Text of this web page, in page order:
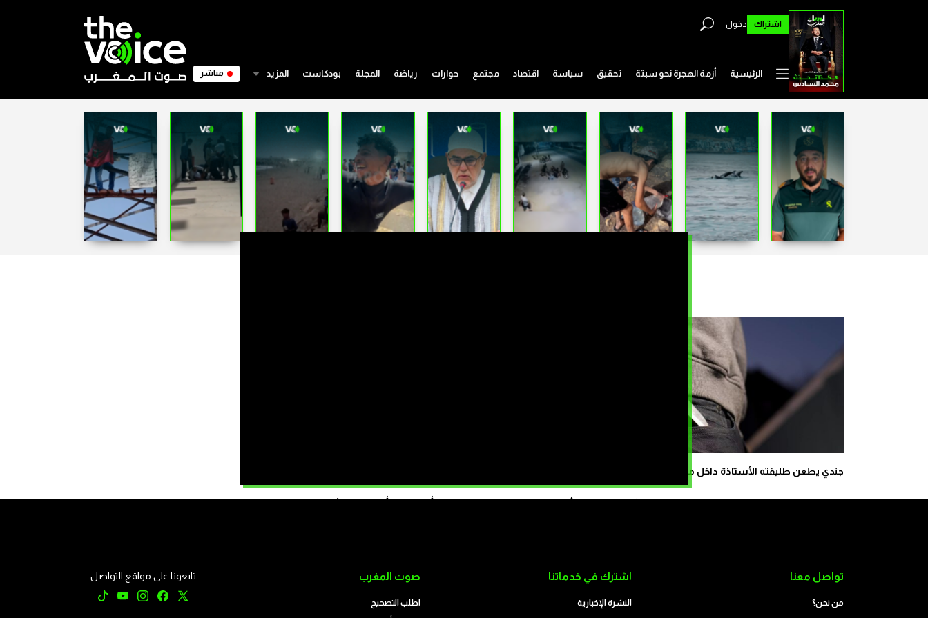
اشتراك دخول
الرئيسية أزمة الهجرة نحو سبتة تحقيق سياسة اقتصاد مجتمع حوارات رياضة المجلة بودكاست المزيد مباشر
كيف زحف عشرات الالاف فجأة نحو سبتة المحتلة؟ بفعل الفقر أم التلاعب أم انسداد الأفق؟
جندي يطعن طليقته الأستاذة داخل مؤسسة تعليمية
تواصل معنا
من نحن؟
اشترك في خدماتنا
النشرة الإخبارية
صوت المغرب
اطلب التصحيح
تابعونا على مواقع التواصل